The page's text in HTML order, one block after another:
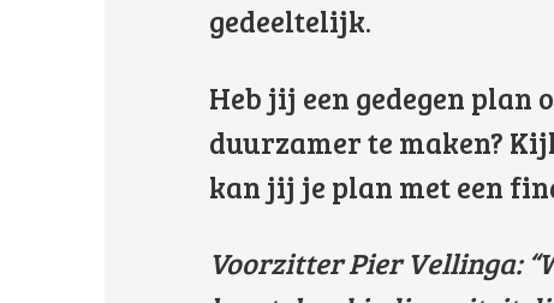
gedeeltelijk.
Heb jij een gedegen
duurzamer te maken?
kan jij je plan met een
Voorzitter Pier Vellinga: